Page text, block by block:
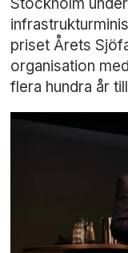
priset Årets
organisation
flera hundra år